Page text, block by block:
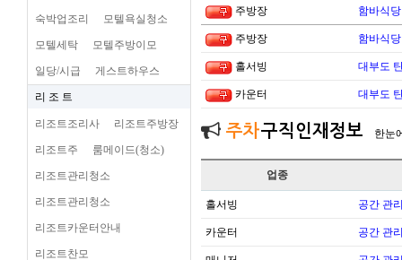
숙박업조리 모텔욕실청소
모텔세탁 모텔주방이모
일당/시급 게스트하우스
리 조 트
리조트조리사 리조트주방장
리조트주 룸메이드(청소)
리조트관리청소
리조트관리청소
리조트카운터안내
리조트찬모
주방장 함바식
주방장 함바식
홀서빙 대부도
카운터 대부도
주차구직인재정보 한눈
업종
홀서빙 공간 관
카운터 공간 관